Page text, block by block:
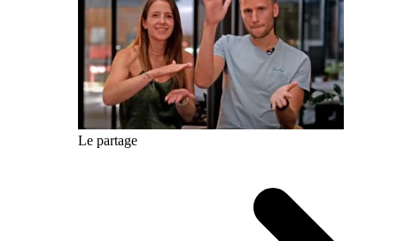
Le partage